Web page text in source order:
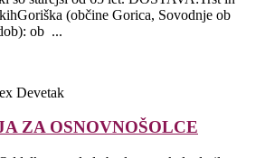
(občine Gorica, Sovodnje ob
ob ...
Devetak
ZA OSNOVNOŠOLCE